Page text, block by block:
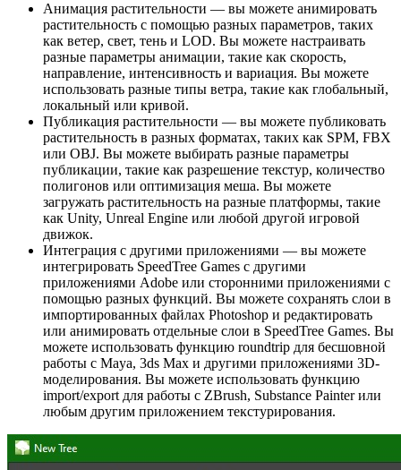
Анимация растительности — вы можете анимировать
растительность с помощью разных параметров, таких
как ветер, свет, тень и LOD. Вы можете настраивать
разные параметры анимации, такие как скорость,
направление, интенсивность и вариация. Вы можете
использовать разные типы ветра, такие как глобальный,
локальный или кривой.
Публикация растительности — вы можете публиковать
растительность в разных форматах, таких как SPM, FBX
или OBJ. Вы можете выбирать разные параметры
публикации, такие как разрешение текстур, количество
полигонов или оптимизация меша. Вы можете
загружать растительность на разные платформы, такие
как Unity, Unreal Engine или любой другой игровой
движок.
Интеграция с другими приложениями — вы можете
интегрировать SpeedTree Games с другими
приложениями Adobe или сторонними приложениями с
помощью разных функций. Вы можете сохранять слои в
импортированных файлах Photoshop и редактировать
или анимировать отдельные слои в SpeedTree Games. Вы
можете использовать функцию roundtrip для бесшовной
работы с Maya, 3ds Max и другими приложениями 3D-
моделирования. Вы можете использовать функцию
import/export для работы с ZBrush, Substance Painter или
любым другим приложением текстурирования.